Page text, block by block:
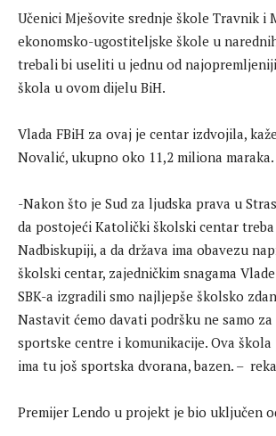
Učenici Mješovite srednje škole Travnik i
ekonomsko-ugostiteljske škole u
trebali bi useliti u jednu od
škola u ovom dijelu BiH.
Vlada FBiH za ovaj je centar izdvojila,
Novalić, ukupno oko 11,2 miliona maraka.
-Nakon što je Sud za ljudska prava u
da postojeći Katolički školski centar
Nadbiskupiji, a da država ima obavezu
školski centar, zajedničkim snagama
SBK-a izgradili smo najljepše školsko
Nastavit ćemo davati podršku ne samo
sportske centre i komunikacije. Ova škola
ima tu još sportska dvorana, bazen. –
Premijer Lendo u projekt je bio uključen